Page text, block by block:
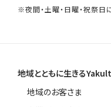
※夜間・土曜・日曜・祝祭日
地域とともに生きるYakult
地域のお客さま